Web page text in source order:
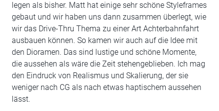
legen als bisher. Matt hat einige sehr schöne Styleframes
gebaut und wir haben uns dann zusammen überlegt, wie
wir das Drive-Thru Thema zu einer Art Achterbahnfahrt
ausbauen können. So kamen wir auch auf die Idee mit
den Dioramen. Das sind lustige und schöne Momente,
die aussehen als wäre die Zeit stehengeblieben. Ich mag
den Eindruck von Realismus und Skalierung, der sie
weniger nach CG als nach etwas haptischem aussehen
lässt.